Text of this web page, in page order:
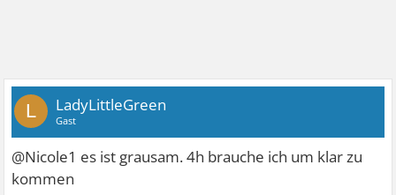
L LadyLittleGreen
Gast
@Nicole1 es ist grausam. 4h brauche ich um klar zu
kommen